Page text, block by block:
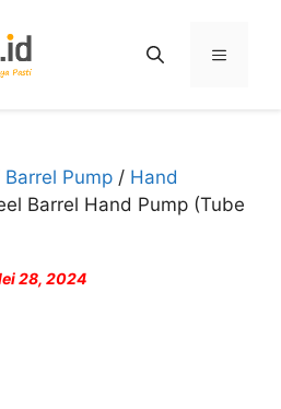
Menu
Barrel Pump / Hand
Barrel Hand Pump (Tube
28, 2024